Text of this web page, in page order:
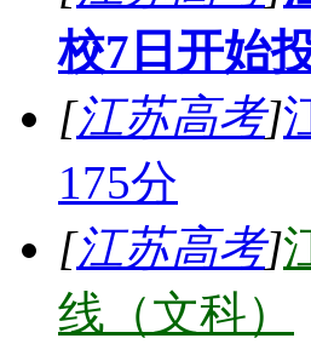
校7日开始
[江苏高考]
175分
[江苏高考]
线（文科）